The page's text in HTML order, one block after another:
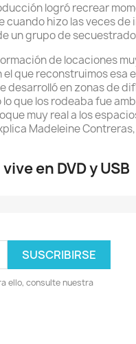
logró recrear
cuando hizo las veces
un grupo de
de locaciones
el que reconstruimos esa
desarrolló en zonas de
que los rodeaba fue
muy real a los
Madeleine
en DVD y USB
ello, consulte nuestra